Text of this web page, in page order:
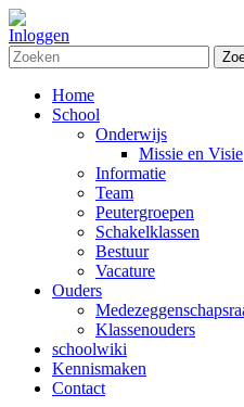
Inloggen
Home
School
Onderwijs
Missie en Visie
Informatie
Team
Peutergroepen
Schakelklassen
Bestuur
Vacature
Ouders
Klassenouders
schoolwiki
Kennismaken
Contact